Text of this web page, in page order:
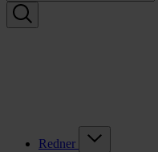
Redner